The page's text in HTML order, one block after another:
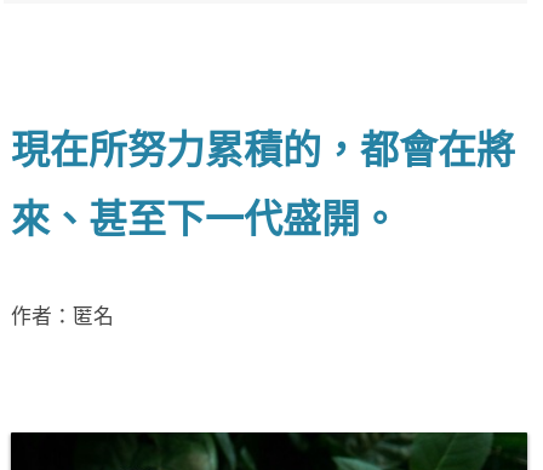
現在所努力累積的，都會在將
來、甚至下一代盛開。
作者：匿名